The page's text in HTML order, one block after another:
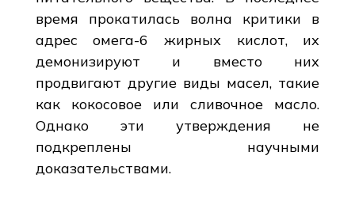
время прокатилась волна критики в
адрес омега-6 жирных кислот, их
демонизируют и вместо них
продвигают другие виды масел, такие
как кокосовое или сливочное масло.
Однако эти утверждения не
подкреплены научными
доказательствами.